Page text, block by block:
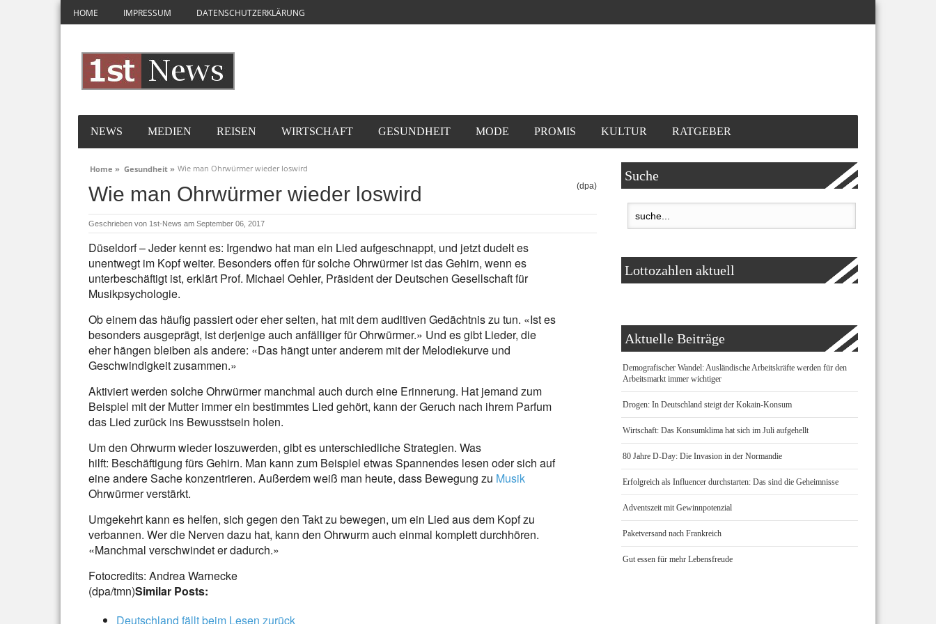
HOME IMPRESSUM DATENSCHUTZERKLÄRUNG
NEWS MEDIEN REISEN WIRTSCHAFT GESUNDHEIT MODE PROMIS KULTUR RATGEBER
Home » Gesundheit » Wie man Ohrwürmer wieder loswird
Wie man Ohrwürmer wieder loswird (dpa)
Geschrieben von 1st-News am September 06, 2017
Düseldorf – Jeder kennt es: Irgendwo hat man ein Lied aufgeschnappt, und jetzt dudelt es
unentwegt im Kopf weiter. Besonders offen für solche Ohrwürmer ist das Gehirn, wenn es
unterbeschäftigt ist, erklärt Prof. Michael Oehler, Präsident der Deutschen Gesellschaft für
Musikpsychologie.
Ob einem das häufig passiert oder eher selten, hat mit dem auditiven Gedächtnis zu tun. «Ist es
besonders ausgeprägt, ist derjenige auch anfälliger für Ohrwürmer.» Und es gibt Lieder, die
eher hängen bleiben als andere: «Das hängt unter anderem mit der Melodiekurve und
Geschwindigkeit zusammen.»
Aktiviert werden solche Ohrwürmer manchmal auch durch eine Erinnerung. Hat jemand zum
Beispiel mit der Mutter immer ein bestimmtes Lied gehört, kann der Geruch nach ihrem Parfum
das Lied zurück ins Bewusstsein holen.
Um den Ohrwurm wieder loszuwerden, gibt es unterschiedliche Strategien. Was
hilft: Beschäftigung fürs Gehirn. Man kann zum Beispiel etwas Spannendes lesen oder sich auf
eine andere Sache konzentrieren. Außerdem weiß man heute, dass Bewegung zu Musik
Ohrwürmer verstärkt.
Umgekehrt kann es helfen, sich gegen den Takt zu bewegen, um ein Lied aus dem Kopf zu
verbannen. Wer die Nerven dazu hat, kann den Ohrwurm auch einmal komplett durchhören.
«Manchmal verschwindet er dadurch.»
Fotocredits: Andrea Warnecke
(dpa/tmn)Similar Posts:
Deutschland fällt beim Lesen zurück
Suche
Lottozahlen aktuell
Aktuelle Beiträge
Demografischer Wandel: Ausländische Arbeitskräfte werden für den
Arbeitsmarkt immer wichtiger
Drogen: In Deutschland steigt der Kokain-Konsum
Wirtschaft: Das Konsumklima hat sich im Juli aufgehellt
80 Jahre D-Day: Die Invasion in der Normandie
Erfolgreich als Influencer durchstarten: Das sind die Geheimnisse
Adventszeit mit Gewinnpotenzial
Paketversand nach Frankreich
Gut essen für mehr Lebensfreude